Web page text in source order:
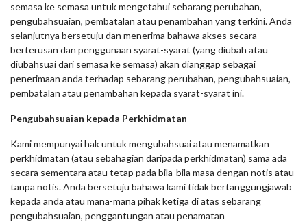
semasa ke semasa untuk mengetahui sebarang perubahan,
pengubahsuaian, pembatalan atau penambahan yang terkini. Anda
selanjutnya bersetuju dan menerima bahawa akses secara
berterusan dan penggunaan syarat-syarat (yang diubah atau
diubahsuai dari semasa ke semasa) akan dianggap sebagai
penerimaan anda terhadap sebarang perubahan, pengubahsuaian,
pembatalan atau penambahan kepada syarat-syarat ini.
Pengubahsuaian kepada Perkhidmatan
Kami mempunyai hak untuk mengubahsuai atau menamatkan
perkhidmatan (atau sebahagian daripada perkhidmatan) sama ada
secara sementara atau tetap pada bila-bila masa dengan notis atau
tanpa notis. Anda bersetuju bahawa kami tidak bertanggungjawab
kepada anda atau mana-mana pihak ketiga di atas sebarang
pengubahsuaian, penggantungan atau penamatan